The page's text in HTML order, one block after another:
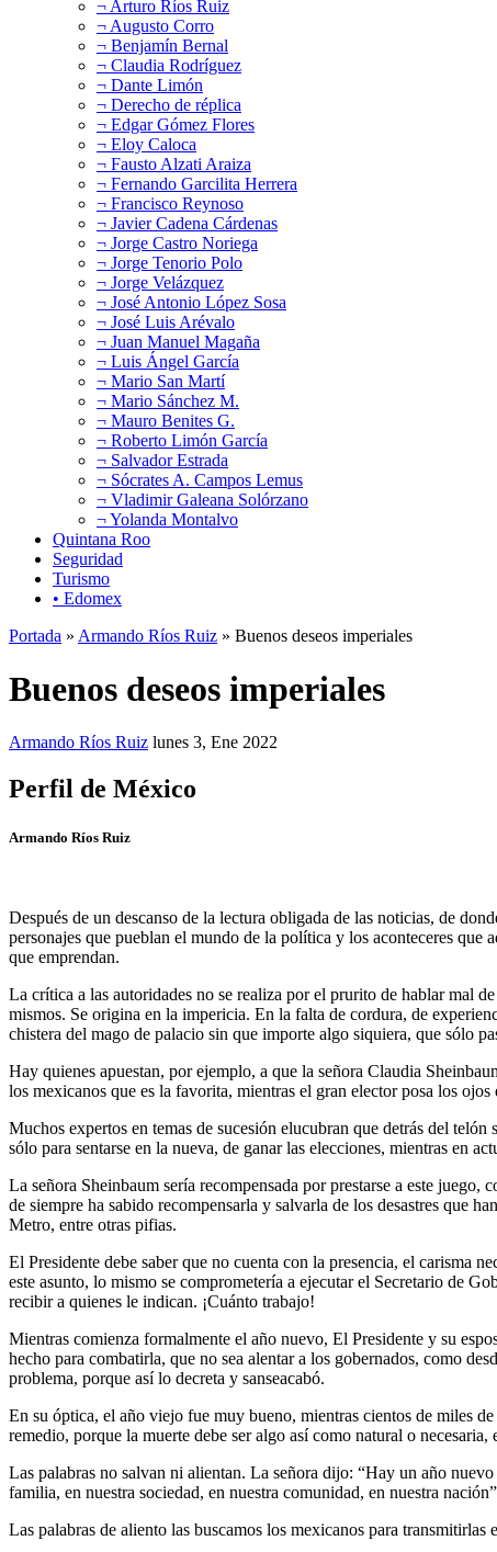
¬ Arturo Ríos Ruiz
¬ Augusto Corro
¬ Benjamín Bernal
¬ Claudia Rodríguez
¬ Dante Limón
¬ Derecho de réplica
¬ Edgar Gómez Flores
¬ Eloy Caloca
¬ Fausto Alzati Araiza
¬ Fernando Garcilita Herrera
¬ Francisco Reynoso
¬ Javier Cadena Cárdenas
¬ Jorge Castro Noriega
¬ Jorge Tenorio Polo
¬ Jorge Velázquez
¬ José Antonio López Sosa
¬ José Luis Arévalo
¬ Juan Manuel Magaña
¬ Luis Ángel García
¬ Mario San Martí
¬ Mario Sánchez M.
¬ Mauro Benites G.
¬ Roberto Limón García
¬ Salvador Estrada
¬ Sócrates A. Campos Lemus
¬ Vladimir Galeana Solórzano
¬ Yolanda Montalvo
Quintana Roo
Seguridad
Turismo
• Edomex
Portada » Armando Ríos Ruiz » Buenos deseos imperiales
Buenos deseos imperiales
Armando Ríos Ruiz lunes 3, Ene 2022
Perfil de México
Armando Ríos Ruiz
Después de un descanso de la lectura obligada de las noticias, de
personajes que pueblan el mundo de la política y los aconteceres que
que emprendan.
La crítica a las autoridades no se realiza por el prurito de hablar mal
mismos. Se origina en la impericia. En la falta de cordura, de
chistera del mago de palacio sin que importe algo siquiera, que sólo
Hay quienes apuestan, por ejemplo, a que la señora Claudia
los mexicanos que es la favorita, mientras el gran elector posa los
Muchos expertos en temas de sucesión elucubran que detrás del
sólo para sentarse en la nueva, de ganar las elecciones, mientras en
La señora Sheinbaum sería recompensada por prestarse a este
de siempre ha sabido recompensarla y salvarla de los desastres que
Metro, entre otras pifias.
El Presidente debe saber que no cuenta con la presencia, el carisma
este asunto, lo mismo se comprometería a ejecutar el Secretario de
recibir a quienes le indican. ¡Cuánto trabajo!
Mientras comienza formalmente el año nuevo, El Presidente y su
hecho para combatirla, que no sea alentar a los gobernados, como
problema, porque así lo decreta y sanseacabó.
En su óptica, el año viejo fue muy bueno, mientras cientos de miles
remedio, porque la muerte debe ser algo así como natural o
Las palabras no salvan ni alientan. La señora dijo: “Hay un año
familia, en nuestra sociedad, en nuestra comunidad, en nuestra
Las palabras de aliento las buscamos los mexicanos para